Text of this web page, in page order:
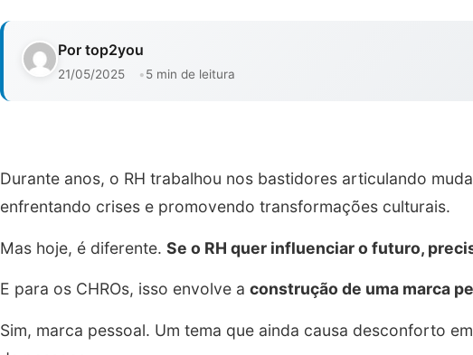
Por top2you
21/05/2025 5 min de leitura
Durante anos, o RH trabalhou nos bastidores articulando
enfrentando crises e promovendo transformações culturais.
Mas hoje, é diferente. Se o RH quer influenciar o futuro,
E para os CHROs, isso envolve a construção de uma marca
Sim, marca pessoal. Um tema que ainda causa desconforto